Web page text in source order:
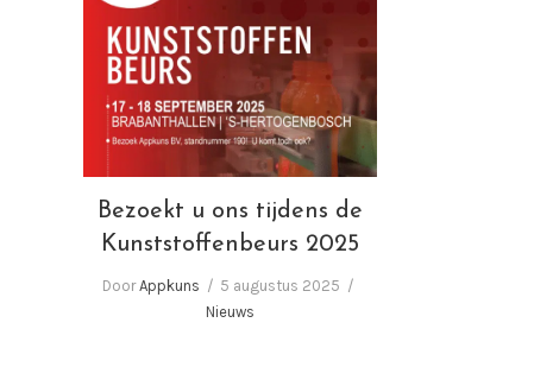
Bezoekt u ons tijdens de
Kunststoffenbeurs 2025
Bezoekt u ons tijdens de
Kunststoffenbeurs 2025
DoorAppkuns
5 augustus 2025
Nieuws